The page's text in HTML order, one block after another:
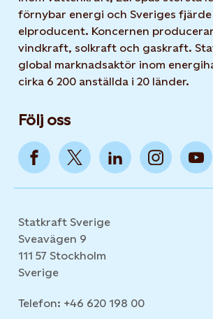
förnybar energi och Sveriges
elproducent. Koncernen
vindkraft, solkraft och gaskraft.
global marknadsaktör inom
cirka 6 200 anställda i 20 länder.
Följ oss
Statkraft Sverige
Sveavägen 9
111 57 Stockholm
Sverige
Telefon: +46 620 198 00